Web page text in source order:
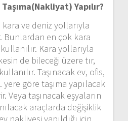
Yapılır?
ve deniz yollarıyla
Bunlardan en çok kara
Kara yollarıyla
de bileceği üzere tır,
Taşınacak ev, ofis,
göre taşıma yapılacak
Veya taşınacak eşyaların
araçlarda değişiklik